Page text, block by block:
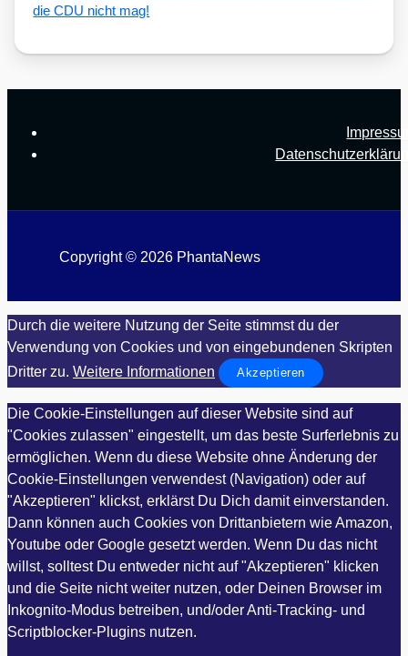
die CDU nicht mag!
Copyright © 2026 PhantaNews
Durch die weitere Nutzung der Seite stimmst du der
Verwendung von Cookies und von eingebundenen Skripten
Dritter zu. Weitere Informationen Akzeptieren
Die Cookie-Einstellungen auf dieser Website sind auf
"Cookies zulassen" eingestellt, um das beste Surferlebnis zu
ermöglichen. Wenn du diese Website ohne Änderung der
Cookie-Einstellungen verwendest (Navigation) oder auf
"Akzeptieren" klickst, erklärst Du Dich damit einverstanden.
Dann können auch Cookies von Drittanbietern wie Amazon,
Youtube oder Google gesetzt werden. Wenn Du das nicht
willst, solltest Du entweder nicht auf "Akzeptieren" klicken
und die Seite nicht weiter nutzen, oder Deinen Browser im
Inkognito-Modus betreiben, und/oder Anti-Tracking- und
Scriptblocker-Plugins nutzen.